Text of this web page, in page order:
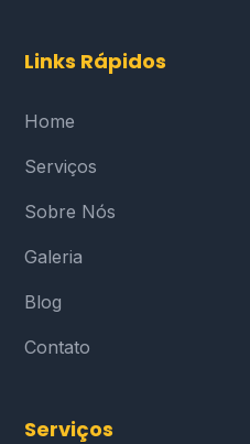
Links Rápidos
Home
Serviços
Sobre Nós
Galeria
Blog
Contato
Serviços